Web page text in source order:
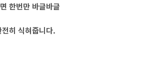
한번만 바글바글
히 식혀줍니다.